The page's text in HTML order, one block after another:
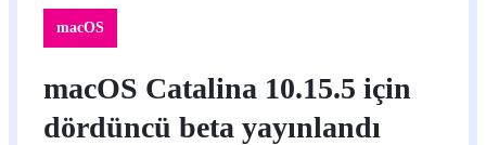
macOS
macOS Catalina 10.15.5 için
dördüncü beta yayınlandı